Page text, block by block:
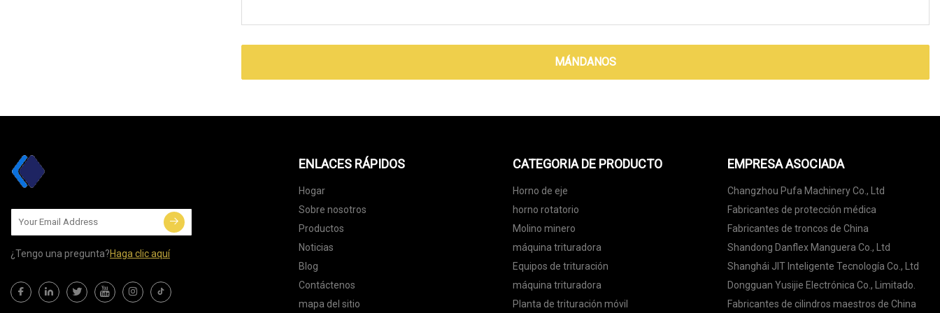
MÁNDANOS
¿Tengo una pregunta?Haga clic aquí
ENLACES RÁPIDOS
Hogar
Sobre nosotros
Productos
Noticias
Blog
Contáctenos
mapa del sitio
CATEGORIA DE PRODUCTO
Horno de eje
horno rotatorio
Molino minero
máquina trituradora
Equipos de trituración
máquina trituradora
Planta de trituración móvil
EMPRESA ASOCIADA
Changzhou Pufa Machinery Co., Ltd
Fabricantes de protección médica
Fabricantes de troncos de China
Shandong Danflex Manguera Co., Ltd
Shanghái JIT Inteligente Tecnología Co., Ltd
Dongguan Yusijie Electrónica Co., Limitado.
Fabricantes de cilindros maestros de China